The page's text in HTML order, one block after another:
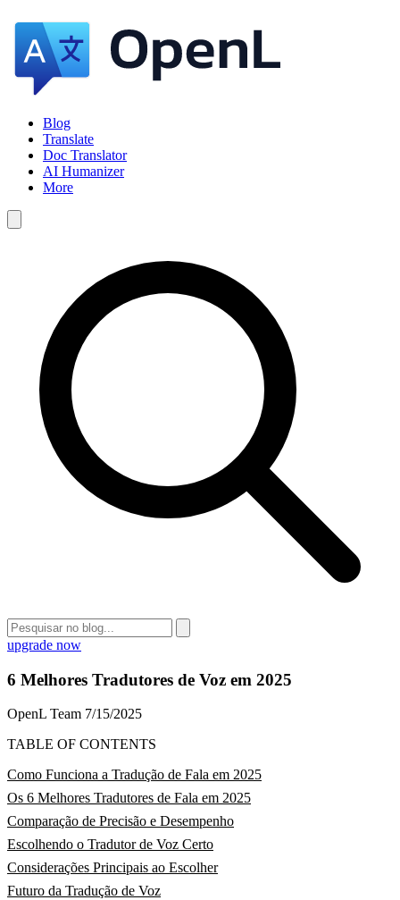
Blog
Translate
Doc Translator
AI Humanizer
More
upgrade now
6 Melhores Tradutores de Voz em 2025
OpenL Team 7/15/2025
TABLE OF CONTENTS
Como Funciona a Tradução de Fala em 2025
Os 6 Melhores Tradutores de Fala em 2025
Comparação de Precisão e Desempenho
Escolhendo o Tradutor de Voz Certo
Considerações Principais ao Escolher
Futuro da Tradução de Voz